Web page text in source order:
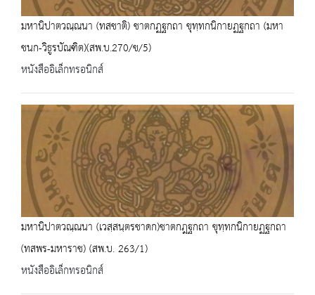
มหานิปาตวณฺณนา (ทสชาติ) ชาตกฏฐกถา ขุทฺทกนิกายฏฐกถา (มหา
ชนก-วิธูรบัณฑิต)(สพ.บ.270/ข/5)
หนังสืออิเล็กทรอนิกส์
มหานิปาตวณฺณนา (เวสฺสนฺตรชาดก)ชาตกฎฐกถา ขุทฺทกนิกายฏฐกถา
(ทสพร-มหาราช) (สพ.บ. 263/1)
หนังสืออิเล็กทรอนิกส์